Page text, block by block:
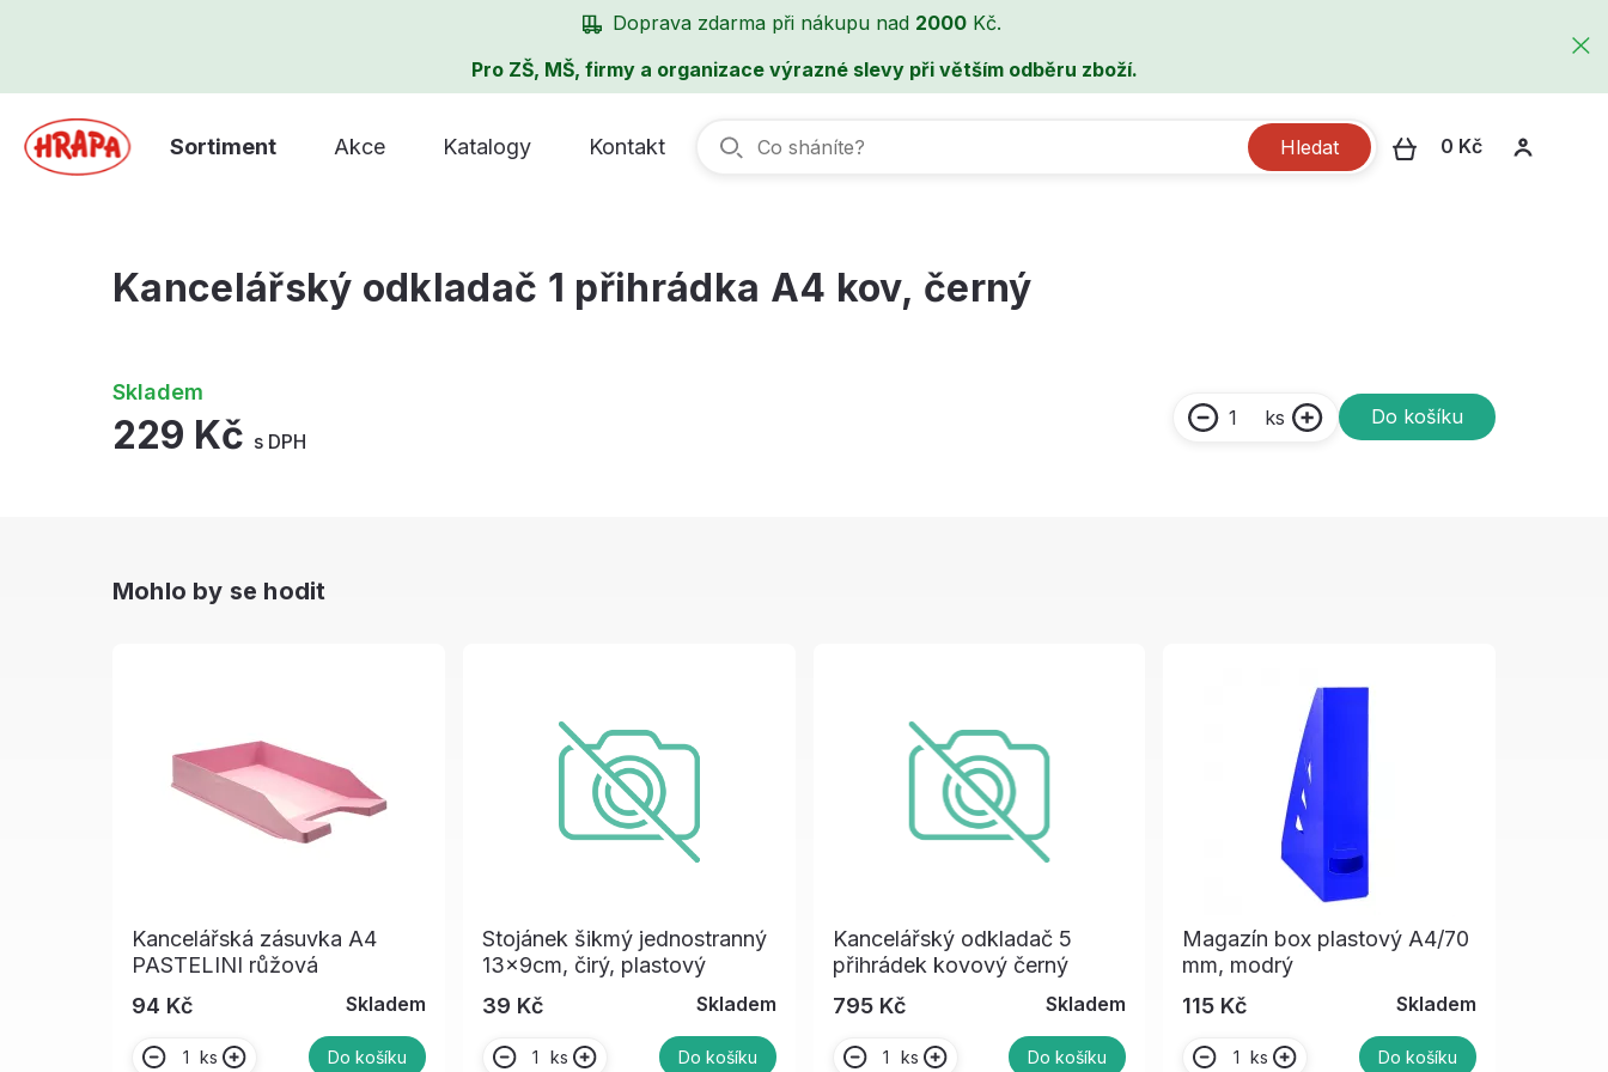
Doprava zdarma při nákupu nad 2000 Kč.
Pro ZŠ, MŠ, firmy a organizace výrazné slevy při větším odběru zboží.
Sortiment Akce Katalogy Kontakt Hledat 0 Kč
Kancelářský odkladač 1 přihrádka A4 kov, černý
Skladem
229 Kč s DPH
ks Do košíku
Mohlo by se hodit
Kancelářská zásuvka A4
PASTELINI růžová
94 Kč
Skladem
ks Do košíku
Stojánek šikmý jednostranný
13x9cm, čirý, plastový
39 Kč
Skladem
ks Do košíku
Kancelářský odkladač 5
přihrádek kovový černý
795 Kč
Skladem
ks Do košíku
Magazín box plastový A4/70
mm, modrý
115 Kč
Skladem
ks Do košíku